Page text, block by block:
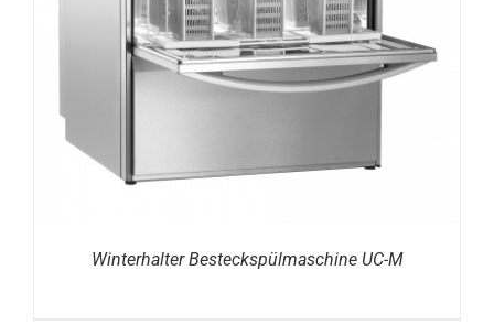
DETAILS
Winterhalter Besteckspülmaschine UC-M